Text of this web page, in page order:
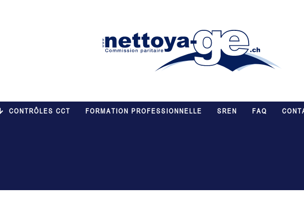
CONTRÔLES CCT FORMATION PROFESSIONNELLE SREN FAQ